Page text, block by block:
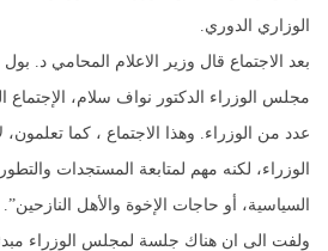
الوزاري الدوري.
بعد الاجتماع قال وزير الاعلام المحامي د.
مجلس الوزراء الدكتور نواف سلام،
عدد من الوزراء. وهذا الاجتماع ، كما
الوزراء، لكنه مهم لمتابعة المستجدات
السياسية، أو حاجات الإخوة والأهل النازحين”.
ولفت الى ان هناك جلسة لمجلس الوزراء